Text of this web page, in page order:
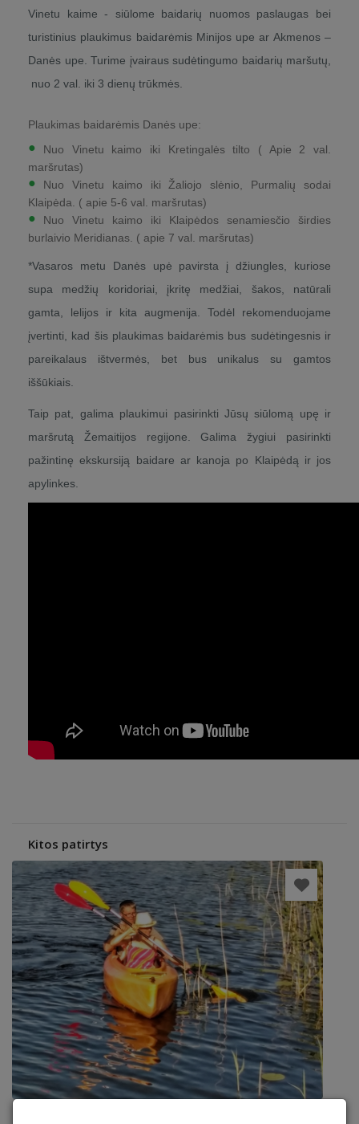
Vinetu kaime - siūlome baidarių nuomos paslaugas bei
turistinius plaukimus baidarėmis Minijos upe ar Akmenos –
Danės upe. Turime įvairaus sudėtingumo baidarių maršutų,
nuo 2 val. iki 3 dienų trūkmės.
Plaukimas baidarėmis Danės upe:
Nuo Vinetu kaimo iki Kretingalės tilto ( Apie 2 val.
maršrutas)
Nuo Vinetu kaimo iki Žaliojo slėnio, Purmalių sodai
Klaipėda. ( apie 5-6 val. maršrutas)
Nuo Vinetu kaimo iki Klaipėdos senamiesčio širdies
burlaivio Meridianas. ( apie 7 val. maršrutas)
*Vasaros metu Danės upė pavirsta į džiungles, kuriose
supa medžių koridoriai, įkritę medžiai, šakos, natūrali
gamta, lelijos ir kita augmenija. Todėl rekomenduojame
įvertinti, kad šis plaukimas baidarėmis bus sudėtingesnis ir
pareikalaus ištvermės, bet bus unikalus su gamtos
iššūkiais.
Taip pat, galima plaukimui pasirinkti Jūsų siūlomą upę ir
maršrutą Žemaitijos regijone. Galima žygiui pasirinkti
pažintinę ekskursiją baidare ar kanoja po Klaipėdą ir jos
apylinkes.
Kitos patirtys
Baidarė (2 suaugę+1 vaikas)